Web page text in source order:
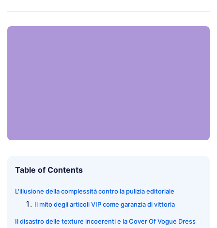
Table of Contents
L'illusione della complessità contro la pulizia editoriale
Il mito degli articoli VIP come garanzia di vittoria
Il disastro delle texture incoerenti e la Cover Of Vogue Dress